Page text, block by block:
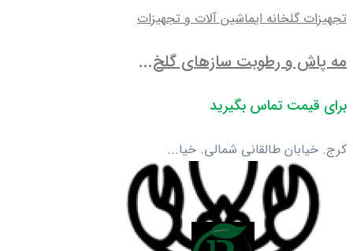
تجهیزات گلخانه ایماشین آلات و تجهیزات
مه پاش و رطوبت سازهای گلخ...
برای قیمت تماس بگیرید
کرج. خیابان طالقانی شمالی. خیا...